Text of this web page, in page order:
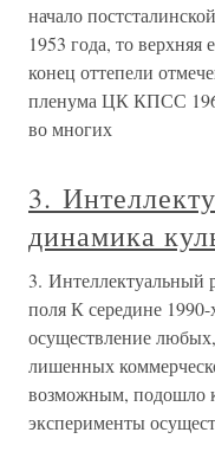
начало
1953 года, то
конец оттепели
пленума ЦК КПСС
во многих
3.
динамика
3. Интеллектуальный
поля К середине 1990-
осуществление
лишенных
возможным, подошло
эксперименты